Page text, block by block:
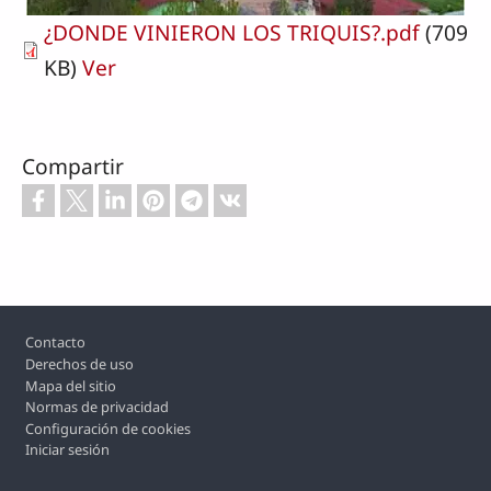
¿DONDE VINIERON LOS TRIQUIS?.pdf(709
KB) Ver
Compartir
Footer
Contacto
Derechos de uso
Mapa del sitio
Normas de privacidad
Configuración de cookies
Iniciar sesión